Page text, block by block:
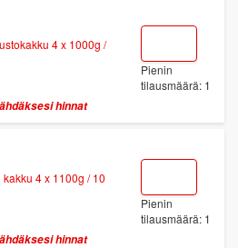
4 x 1000g /
hinnat
Pienin
tilausmäärä: 1
4 x 1100g / 10
hinnat
Pienin
tilausmäärä: 1